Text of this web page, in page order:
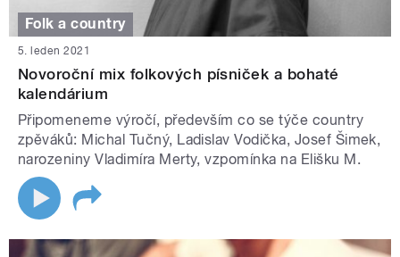
Folk a country
5. leden 2021
Novoroční mix folkových písniček a bohaté
kalendárium
Připomeneme výročí, především co se týče country
zpěváků: Michal Tučný, Ladislav Vodička, Josef Šimek,
narozeniny Vladimíra Merty, vzpomínka na Elišku M.